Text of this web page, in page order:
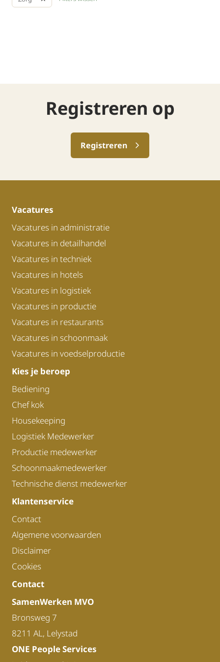
Registreren op
Registreren
Vacatures
Vacatures in administratie
Vacatures in detailhandel
Vacatures in techniek
Vacatures in hotels
Vacatures in logistiek
Vacatures in productie
Vacatures in restaurants
Vacatures in schoonmaak
Vacatures in voedselproductie
Kies je beroep
Bediening
Chef kok
Housekeeping
Logistiek Medewerker
Productie medewerker
Schoonmaakmedewerker
Technische dienst medewerker
Klantenservice
Contact
Algemene voorwaarden
Disclaimer
Cookies
Contact
SamenWerken MVO
Bronsweg 7
8211 AL, Lelystad
ONE People Services